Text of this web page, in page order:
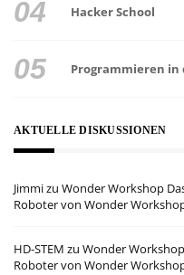
Hacker School
Programmieren
AKTUELLE DISKUSSIONEN
Jimmizu Wonder Workshop
Roboter von Wonder
HD-STEM zu Wonder
Roboter von Wonder